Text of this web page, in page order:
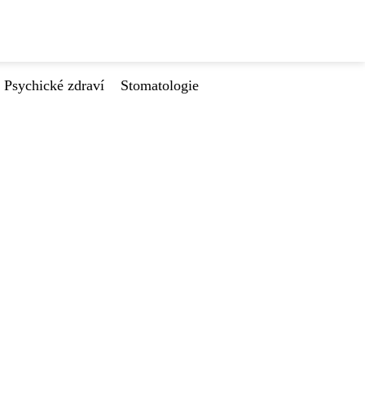
Psychické zdraví Stomatologie